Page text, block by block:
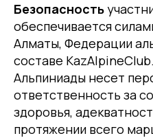
Безопасность
обеспечивается
Алматы, Федерации
составе
Альпиниады несет
ответственность за
здоровья,
протяжении всего